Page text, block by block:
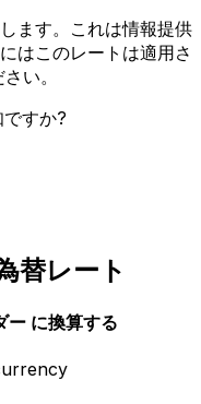
ます。これは情報提供
はこのレートは適用さ
い。
すか?
替レート
ー に換算する